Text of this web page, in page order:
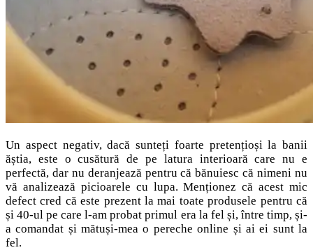
Un aspect negativ, dacă sunteți foarte pretențioși la banii
ăștia, este o cusătură de pe latura interioară care nu e
perfectă, dar nu deranjează pentru că bănuiesc că nimeni nu
vă analizează picioarele cu lupa. Menționez că acest mic
defect cred că este prezent la mai toate produsele pentru că
și 40-ul pe care l-am probat primul era la fel și, între timp, și-
a comandat și mătuși-mea o pereche online și ai ei sunt la
fel.